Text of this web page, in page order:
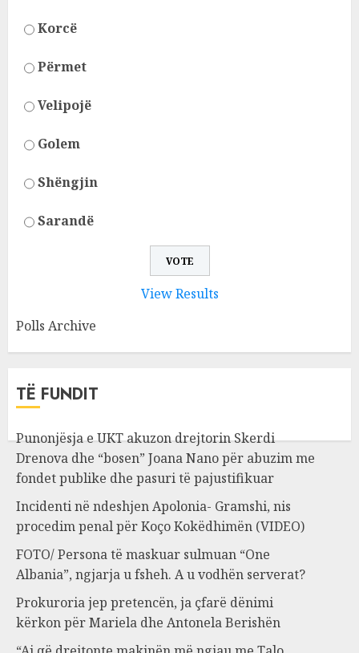
Korcë
Përmet
Velipojë
Golem
Shëngjin
Sarandë
View Results
Polls Archive
TË FUNDIT
Punonjësja e UKT akuzon drejtorin Skerdi
Drenova dhe “bosen” Joana Nano për abuzim me
fondet publike dhe pasuri të pajustifikuar
Incidenti në ndeshjen Apolonia- Gramshi, nis
procedim penal për Koço Kokëdhimën (VIDEO)
FOTO/ Persona të maskuar sulmuan “One
Albania”, ngjarja u fsheh. A u vodhën serverat?
Prokuroria jep pretencën, ja çfarë dënimi
kërkon për Mariela dhe Antonela Berishën